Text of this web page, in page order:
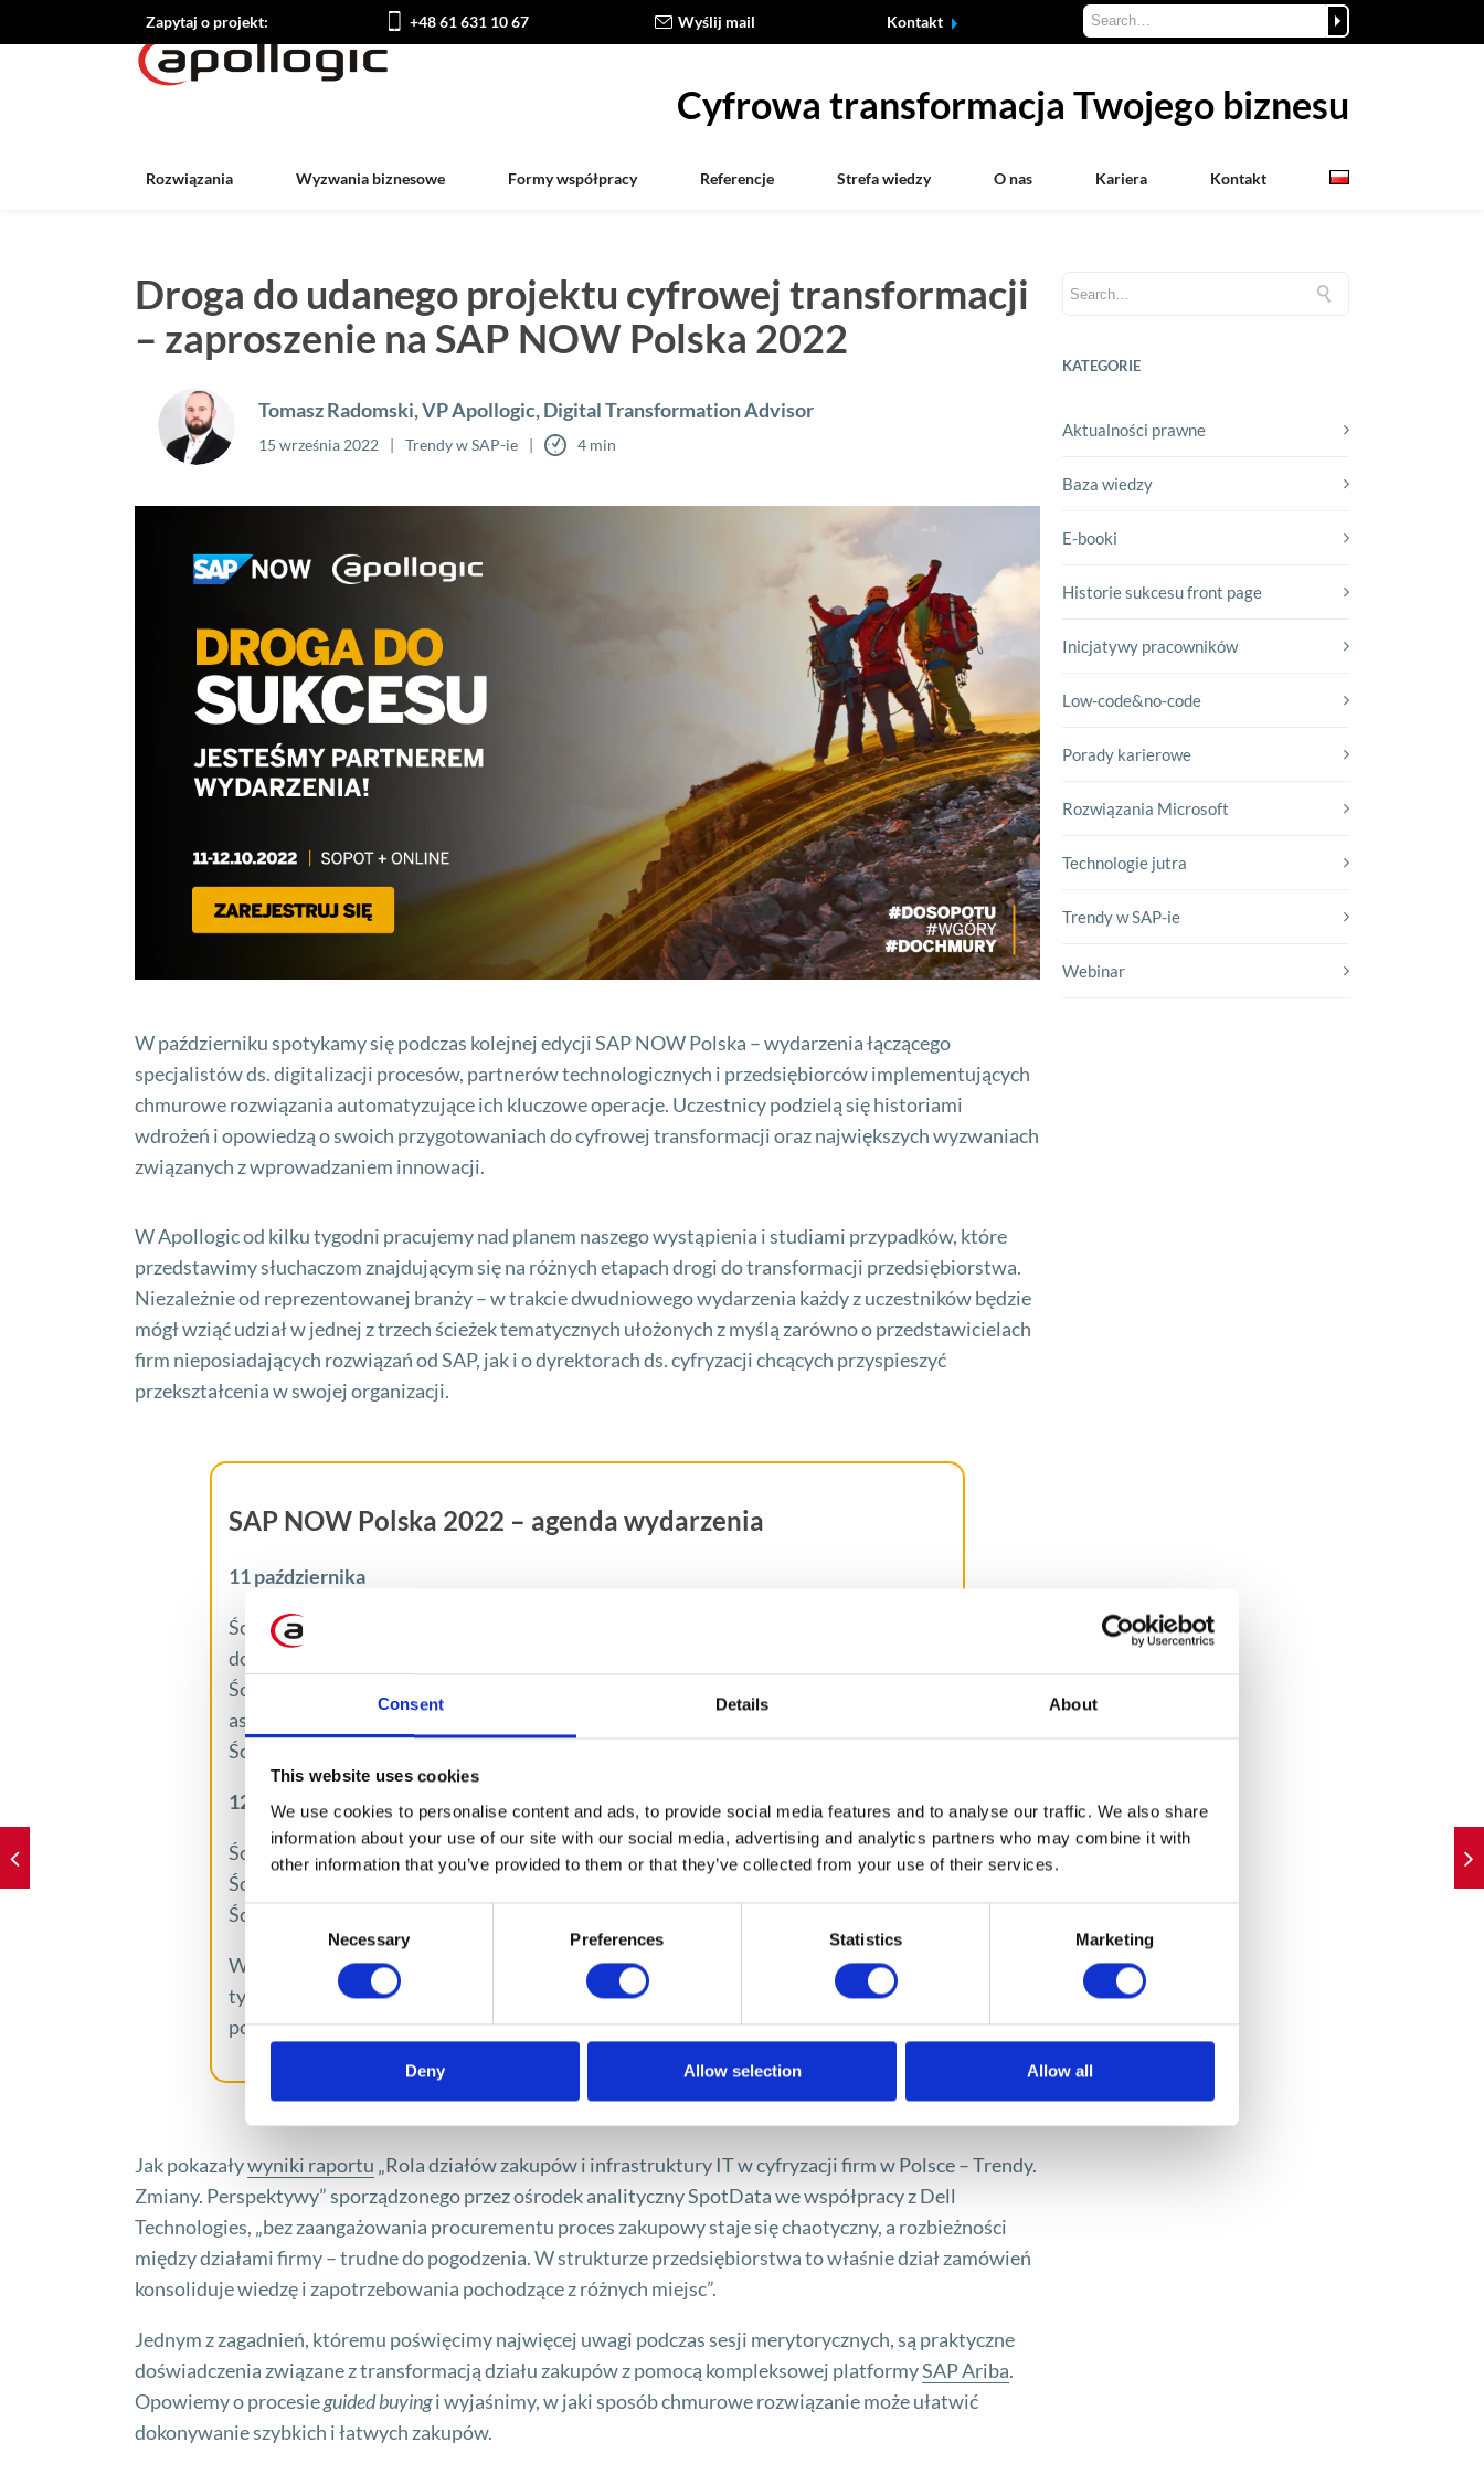
Consent Details About
This website uses cookies
We use cookies to personalise content and ads, to provide social media features and to analyse our traffic. We also share
information about your use of our site with our social media, advertising and analytics partners who may combine it with
other information that you’ve provided to them or that they’ve collected from your use of their services.
Consent
Necessary Preferences Statistics Marketing
Deny Allow selection Allow all
Zapytaj o projekt: +48 61 631 10 67 Wyślij mail Kontakt
Cyfrowa transformacja Twojego biznesu
Rozwiązania Wyzwania biznesowe Formy współpracy Referencje Strefa wiedzy O nas Kariera Kontakt
Droga do udanego projektu cyfrowej transformacji
– zaproszenie na SAP NOW Polska 2022
Tomasz Radomski, VP Apollogic, Digital Transformation Advisor
15 września 2022 Trendy w SAP-ie 4 min
W październiku spotykamy się podczas kolejnej edycji SAP NOW Polska – wydarzenia łączącego
specjalistów ds. digitalizacji procesów, partnerów technologicznych i przedsiębiorców implementujących
chmurowe rozwiązania automatyzujące ich kluczowe operacje. Uczestnicy podzielą się historiami
wdrożeń i opowiedzą o swoich przygotowaniach do cyfrowej transformacji oraz największych wyzwaniach
związanych z wprowadzaniem innowacji.
W Apollogic od kilku tygodni pracujemy nad planem naszego wystąpienia i studiami przypadków, które
przedstawimy słuchaczom znajdującym się na różnych etapach drogi do transformacji przedsiębiorstwa.
Niezależnie od reprezentowanej branży – w trakcie dwudniowego wydarzenia każdy z uczestników będzie
mógł wziąć udział w jednej z trzech ścieżek tematycznych ułożonych z myślą zarówno o przedstawicielach
firm nieposiadających rozwiązań od SAP, jak i o dyrektorach ds. cyfryzacji chcących przyspieszyć
przekształcenia w swojej organizacji.
SAP NOW Polska 2022 – agenda wydarzenia
11 października
Ścieżka 1 – Poziom początkujący – jeśli nie znasz dobrze rozwiązań SAP i chcesz
dowiedzieć się więcej
Ścieżka 2 – Dla chmurowych pasjonatów zainteresowanych praktycznymi
aspektami technologii
Ścieżka 3 – Dla pasjonatów CX, e-commerce i marketingu
12 października
Ścieżka 1 – Techniczna kontynuacja ścieżki nr 1 z pierwszego dnia
Ścieżka 2 – Jeśli już korzystasz z rozwiązań SAP, ale masz apetyt na więcej
Ścieżka 3 – Jeśli przede wszystkim interesują Cię dane i analityka
W szczególności zachęcam do wysłuchania wystąpienia pt. „Na Everest w dwanaście
tygodni, czyli wyprawa w stronę cyfryzacji pewnego działu zakupów”, które
poprowadzę razem z Piotrem Rozbickim, IT Managerem w firmie Lotte Wedel.
Jak pokazaływyniki raportu „Rola działów zakupów i infrastruktury IT w cyfryzacji firm w Polsce – Trendy.
Zmiany. Perspektywy” sporządzonego przez ośrodek analityczny SpotData we współpracy z Dell
Technologies, „bez zaangażowania procurementu proces zakupowy staje się chaotyczny, a rozbieżności
między działami firmy – trudne do pogodzenia. W strukturze przedsiębiorstwa to właśnie dział zamówień
konsoliduje wiedzę i zapotrzebowania pochodzące z różnych miejsc”.
Jednym z zagadnień, któremu poświęcimy najwięcej uwagi podczas sesji merytorycznych, są praktyczne
doświadczenia związane z transformacją działu zakupów z pomocą kompleksowej platformySAP Ariba.
Opowiemy o procesieguided buyingi wyjaśnimy, w jaki sposób chmurowe rozwiązanie może ułatwić
dokonywanie szybkich i łatwych zakupów.
KATEGORIE
Aktualności prawne
Baza wiedzy
E-booki
Historie sukcesu front page
Inicjatywy pracowników
Low-code&no-code
Porady karierowe
Rozwiązania Microsoft
Technologie jutra
Trendy w SAP-ie
Webinar